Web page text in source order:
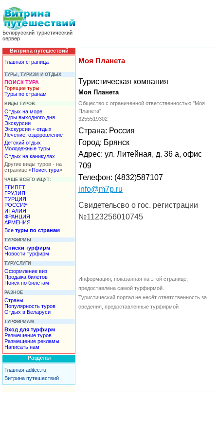
Белорусский туристический
сервер
Витрина путешествий
Главная страница
ТУРЫ, ТУРИЗМ И ОТДЫХ
ПОИСК ТУРА
Горящие туры
Туры по странам
ВИДЫ ТУРОВ:
Отдых на море
Туры выходного дня
Экскурсии
Экскурсии + отдых
Лечение, оздоровление
Детский отдых
Молодежные туры
Отдых на каникулах
Другие виды туров - на
странице «Поиск тура»
ЧАЩЕ ВСЕГО ИЩУТ:
ЕГИПЕТ
ГРУЗИЯ
ТУРЦИЯ
РОССИЯ
ИТАЛИЯ
ФРАНЦИЯ
АРМЕНИЯ
Все туры по странам
ТУРФИРМЫ
Списки турфирм
Новости турфирм
ТУРУСЛУГИ
Оформление виз
Продажа билетов
Поиск по билетам
РАЗНОЕ
Страны
Популярность туров
Отдых в Беларуси
ТУРФИРМАМ
Вход для турфирм
Размещение туров
Размещение рекламы
Написать нам
Разделы
Главная aditec.ru
Витрина путешествий
Моя Планета
Туристическая компания
Моя Планета
Общество с ограниченной ответственностью "Моя
Планета"
3255519302
Страна: Россия
Город: Брянск
Адрес: ул. Литейная, д. 36 а, офис
709
Телефон: (4832)587107
info@m7p.ru
Свидетельсво о гос. регистрации
№1123256010745
Информация, показанная на этой странице,
предоставлена самой турфирмой.
Туристический портал не несёт ответственность за
сведения, предоставленные турфирмой